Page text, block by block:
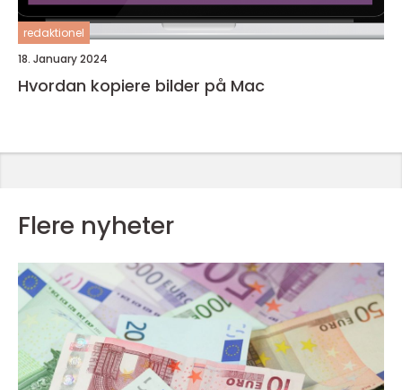
redaktionel
18. January 2024
Hvordan kopiere bilder på Mac
Flere nyheter